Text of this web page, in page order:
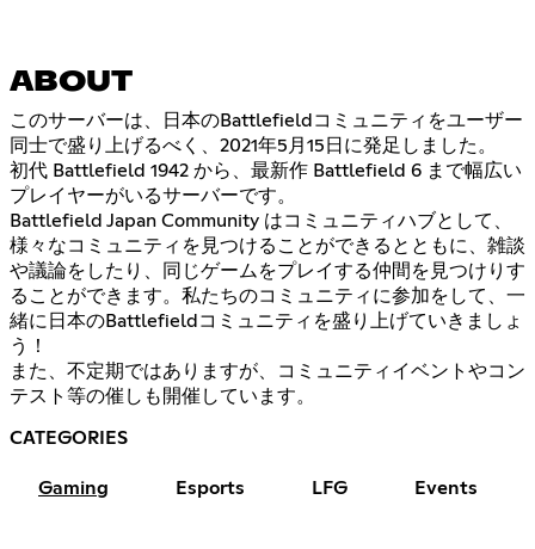
ABOUT
このサーバーは、日本のBattlefieldコミュニティをユーザー
同士で盛り上げるべく、2021年5月15日に発足しました。
初代 Battlefield 1942 から、最新作 Battlefield 6 まで幅広い
プレイヤーがいるサーバーです。
Battlefield Japan Community はコミュニティハブとして、
様々なコミュニティを見つけることができるとともに、雑談
や議論をしたり、同じゲームをプレイする仲間を見つけりす
ることができます。私たちのコミュニティに参加をして、一
緒に日本のBattlefieldコミュニティを盛り上げていきましょ
う！
また、不定期ではありますが、コミュニティイベントやコン
テスト等の催しも開催しています。
CATEGORIES
Gaming Esports LFG Events